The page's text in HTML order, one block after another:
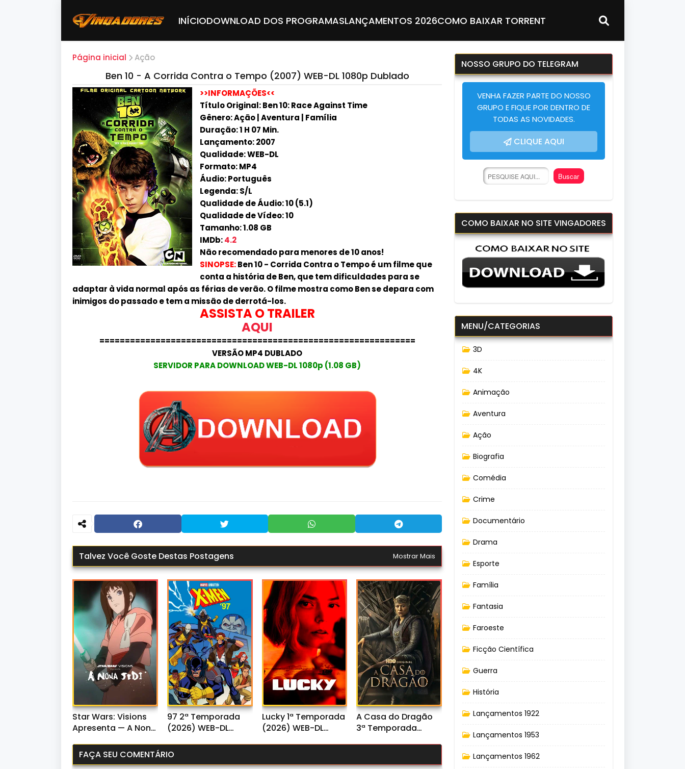
INÍCIODOWNLOAD DOS PROGRAMASLANÇAMENTOS 2026COMO BAIXAR TORRENT
Página inicial Ação
Ben 10 - A Corrida Contra o Tempo (2007) WEB-DL 1080p Dublado
>>INFORMAÇÕES<<
Título Original: Ben 10: Race Against Time
Gênero: Ação | Aventura | Família
Duração: 1 H 07 Min.
Lançamento: 2007
Qualidade: WEB-DL
Formato: MP4
Áudio: Português
Legenda: S/L
Qualidade de Áudio: 10 (5.1)
Qualidade de Vídeo: 10
Tamanho: 1.08 GB
IMDb:4.2
Não recomendado para menores de 10 anos!
SINOPSE:Ben 10 - Corrida Contra o Tempo é um filme que
conta a história de Ben, que tem dificuldades para se
adaptar à vida normal após as férias de verão. O filme mostra como Ben se depara com
inimigos do passado e tem a missão de derrotá-los.
ASSISTA O TRAILER
AQUI
==============================================================
VERSÃO MP4 DUBLADO
SERVIDOR PARA DOWNLOAD WEB-DL 1080p (1.08 GB)
Talvez Você Goste Destas Postagens Mostrar Mais
Star Wars: Visions
Apresenta — A Nona
(2026) WEB-DL
1080p Dual Áudio
97 2ª Temporada
(2026) WEB-DL
Lucky 1ª Temporada
(2026) WEB-DL
A Casa do Dragão
3ª Temporada
FAÇA SEU COMENTÁRIO
NOSSO GRUPO DO TELEGRAM
VENHA FAZER PARTE DO NOSSO
GRUPO E FIQUE POR DENTRO DE
TODAS AS NOVIDADES.
CLIQUE AQUI
COMO BAIXAR NO SITE VINGADORES
MENU/CATEGORIAS
3D
4K
Animação
Aventura
Ação
Biografia
Comédia
Crime
Documentário
Drama
Esporte
Família
Fantasia
Faroeste
Ficção Científica
Guerra
História
Lançamentos 1922
Lançamentos 1953
Lançamentos 1962